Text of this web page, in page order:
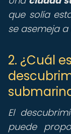
que solía
se asemeja
2. ¿Cuál
El
puede